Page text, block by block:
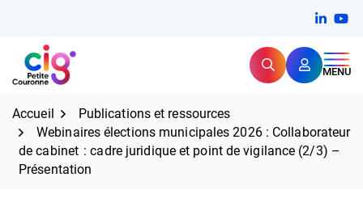
contenu
CIG Petite Couronne RechercherMENU
Expertise et proximité pour
Accueil
Publications et ressources
Webinaires élections municipales 2026 : Collaborateur
de cabinet : cadre juridique et point de vigilance (2/3) –
Présentation